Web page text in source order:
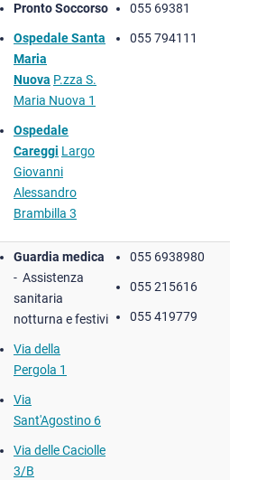
Pronto Soccorso
Ospedale Santa
Maria
Nuova P.zza S.
Maria Nuova 1
Ospedale
Careggi Largo
Giovanni
Alessandro
Brambilla 3
055 69381
055 794111
Guardia medica
- Assistenza
sanitaria
notturna e festivi
Via della
Pergola 1
Via
Sant'Agostino 6
Via delle Caciolle
3/B
055 6938980
055 215616
055 419779